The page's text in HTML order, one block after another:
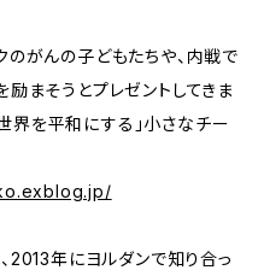
のがんの子どもたちや、内戦で
まそうとプレゼントしてきま
界を平和にする」小さなチー
2013年にヨルダンで知り合っ